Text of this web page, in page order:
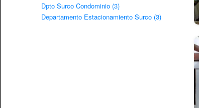
Dpto Surco Condominio (3)
Departamento Estacionamiento Surco (3)